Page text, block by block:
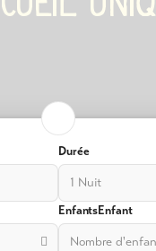
Durée
1 Nuit
EnfantsEnfant
Nombre